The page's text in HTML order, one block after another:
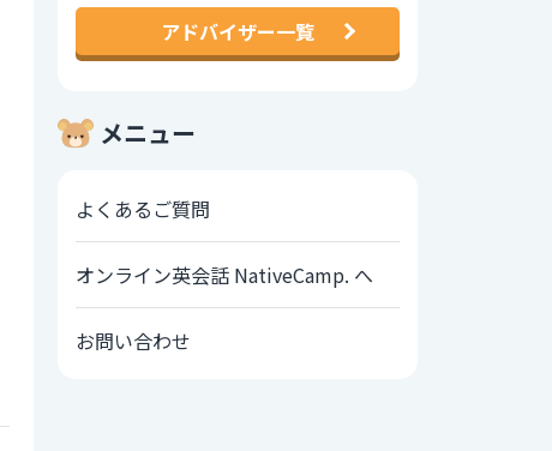
アドバイザー一覧
メニュー
よくあるご質問
オンライン英会話 NativeCamp. へ
お問い合わせ